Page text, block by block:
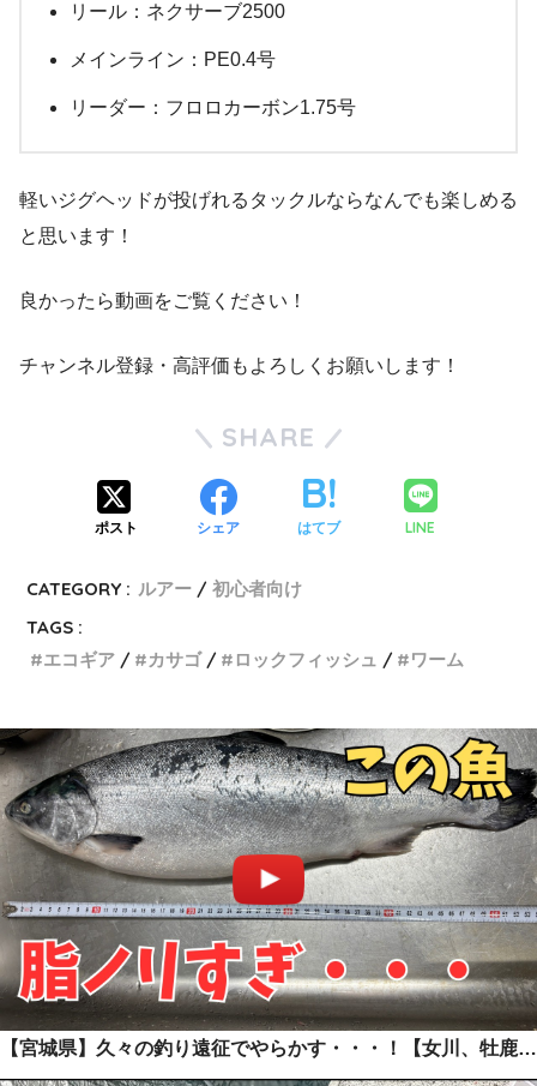
リール：ネクサーブ2500
メインライン：PE0.4号
リーダー：フロロカーボン1.75号
軽いジグヘッドが投げれるタックルならなんでも楽しめる
と思います！
良かったら動画をご覧ください！
チャンネル登録・高評価もよろしくお願いします！
SHARE
ポスト シェア はてブ LINE
CATEGORY : ルアー
初心者向け
TAGS :
エコギア
カサゴ ロックフィッシュ ワーム
【宮城県】久々の釣り遠征でやらかす・・・！【女川、牡鹿、出島】